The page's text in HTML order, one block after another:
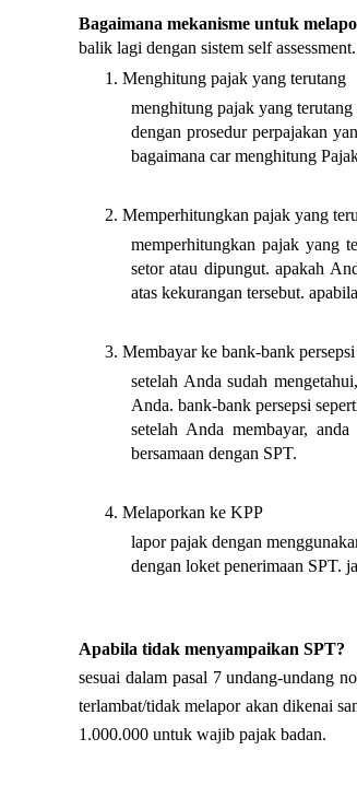
Bagaimana mekanisme untuk
balik lagi dengan sistem self
Menghitung pajak yang terutang
menghitung pajak yang
dengan prosedur perpajakan
bagaimana car menghitung
Memperhitungkan pajak yang
memperhitungkan pajak yang
setor atau dipungut. apakah
atas kekurangan tersebut.
Membayar ke bank-bank persepsi
setelah Anda sudah
Anda. bank-bank persepsi
setelah Anda membayar,
bersamaan dengan SPT.
Melaporkan ke KPP
lapor pajak dengan
dengan loket penerimaan SPT.
Apabila tidak menyampaikan SPT?
sesuai dalam pasal 7 undang-undang
terlambat/tidak melapor akan dikenai
1.000.000 untuk wajib pajak badan.